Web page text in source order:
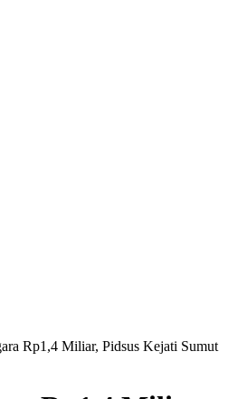
Rp1,4 Miliar, Pidsus Kejati Sumut